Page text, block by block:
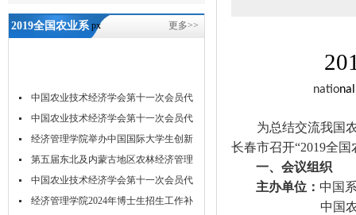
px
2019全国农业系 更多>>
中国农业技术经济学会第十一次会员代
表...
中国农业技术经济学会第十一次会员代
表...
经济管理学院举办中国国际大学生创新
大...
第五届东北及内蒙古地区农林经济管理
学...
中国农业技术经济学会第十一次会员代
表...
经济管理学院2024年博士生招生工作补
natio
为总结交流我国
长春市召开“2019全国
一、会议组织
主办单位： 中国
中国